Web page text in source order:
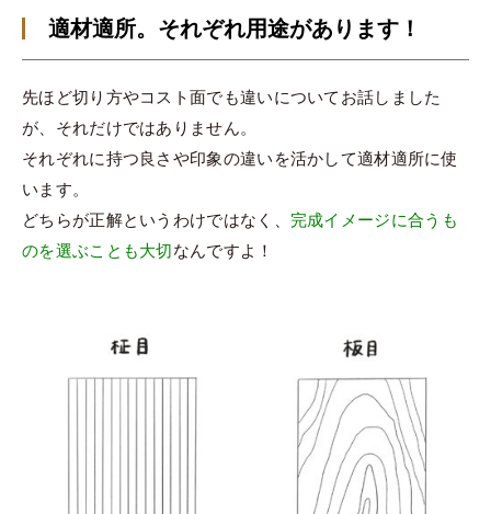
適材適所。それぞれ用途があります！
先ほど切り方やコスト面でも違いについてお話しました
が、それだけではありません。
それぞれに持つ良さや印象の違いを活かして適材適所に使
います。
どちらが正解というわけではなく、 完成イメージに合うも
のを選ぶことも大切なんですよ！